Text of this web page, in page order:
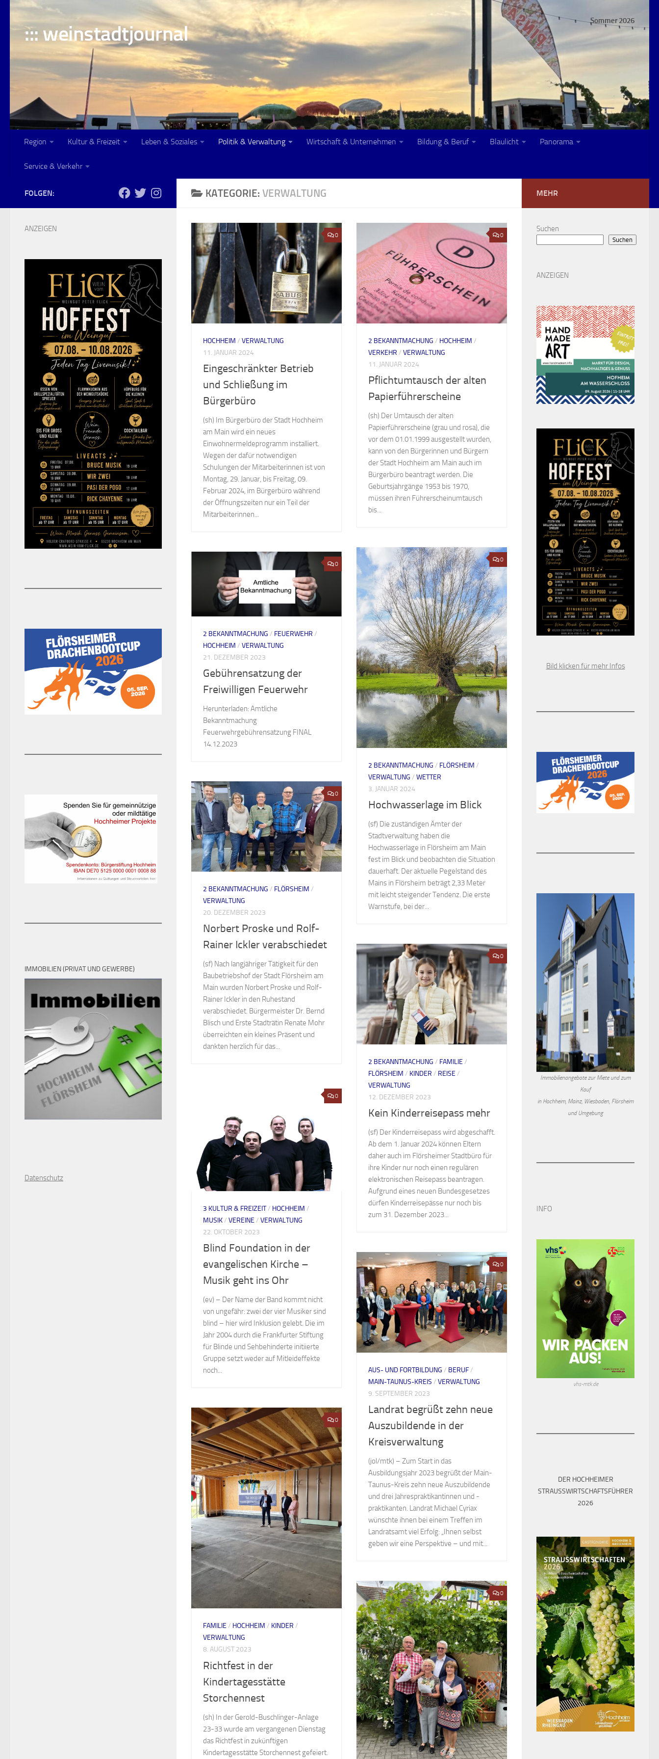
Skip to content
::: weinstadtjournal
Sommer 2026
Region Kultur & Freizeit Leben & Soziales Politik & Verwaltung Wirtschaft & Unternehmen Bildung & Beruf Blaulicht Panorama
Service & Verkehr
KATEGORIE: VERWALTUNG
0
HOCHHEIM / VERWALTUNG
11. JANUAR 2024
Eingeschränkter Betrieb
und Schließung im
Bürgerbüro
(sh) Im Bürgerbüro der Stadt Hochheim
am Main wird ein neues
Einwohnermeldeprogramm installiert.
Wegen der dafür notwendigen
Schulungen der Mitarbeiterinnen ist von
Montag, 29. Januar, bis Freitag, 09.
Februar 2024, im Bürgerbüro während
der Öffnungszeiten nur ein Teil der
Mitarbeiterinnen...
0
2 BEKANNTMACHUNG / HOCHHEIM /
VERKEHR / VERWALTUNG
11. JANUAR 2024
Pflichtumtausch der alten
Papierführerscheine
(sh) Der Umtausch der alten
Papierführerscheine (grau und rosa), die
vor dem 01.01.1999 ausgestellt wurden,
kann von den Bürgerinnen und Bürgern
der Stadt Hochheim am Main auch im
Bürgerbüro beantragt werden. Die
Geburtsjahrgänge 1953 bis 1970,
müssen ihren Führerscheinumtausch
bis...
0
2 BEKANNTMACHUNG / FLÖRSHEIM /
VERWALTUNG / WETTER
3. JANUAR 2024
Hochwasserlage im Blick
(sf) Die zuständigen Ämter der
Stadtverwaltung haben die
Hochwasserlage in Flörsheim am Main
fest im Blick und beobachten die Situation
dauerhaft. Der aktuelle Pegelstand des
Mains in Flörsheim beträgt 2,33 Meter
mit leicht steigender Tendenz. Die erste
Warnstufe, bei der...
0
2 BEKANNTMACHUNG / FEUERWEHR /
HOCHHEIM / VERWALTUNG
21. DEZEMBER 2023
Gebührensatzung der
Freiwilligen Feuerwehr
Herunterladen: Amtliche
Bekanntmachung
Feuerwehrgebührensatzung FINAL
14.12.2023
0
2 BEKANNTMACHUNG / FLÖRSHEIM /
VERWALTUNG
20. DEZEMBER 2023
Norbert Proske und Rolf-
Rainer Ickler verabschiedet
(sf) Nach langjähriger Tätigkeit für den
Baubetriebshof der Stadt Flörsheim am
Main wurden Norbert Proske und Rolf-
Rainer Ickler in den Ruhestand
verabschiedet. Bürgermeister Dr. Bernd
Blisch und Erste Stadträtin Renate Mohr
überreichten ein kleines Präsent und
dankten herzlich für das...
0
2 BEKANNTMACHUNG / FAMILIE /
FLÖRSHEIM / KINDER / REISE /
VERWALTUNG
12. DEZEMBER 2023
Kein Kinderreisepass mehr
(sf) Der Kinderreisepass wird abgeschafft.
Ab dem 1. Januar 2024 können Eltern
daher auch im Flörsheimer Stadtbüro für
ihre Kinder nur noch einen regulären
elektronischen Reisepass beantragen.
Aufgrund eines neuen Bundesgesetzes
dürfen Kinderreisepässe nur noch bis
zum 31. Dezember 2023...
0
3 KULTUR & FREIZEIT/ HOCHHEIM /
MUSIK/ VEREINE / VERWALTUNG
22. OKTOBER 2023
Blind Foundation in der
evangelischen Kirche –
Musik geht ins Ohr
(ev) – Der Name der Band kommt nicht
von ungefähr: zwei der vier Musiker sind
blind – hier wird Inklusion gelebt. Die im
Jahr 2004 durch die Frankfurter Stiftung
für Blinde und Sehbehinderte initiierte
Gruppe setzt weder auf Mitleideffekte
noch...
0
AUS- UND FORTBILDUNG / BERUF/
MAIN-TAUNUS-KREIS / VERWALTUNG
9. SEPTEMBER 2023
Landrat begrüßt zehn neue
Auszubildende in der
Kreisverwaltung
(jol/mtk) – Zum Start in das
Ausbildungsjahr 2023 begrüßt der Main-
Taunus-Kreis zehn neue Auszubildende
und drei Jahrespraktikantinnen und -
praktikanten. Landrat Michael Cyriax
wünschte ihnen bei einem Treffen im
Landratsamt viel Erfolg: „Ihnen selbst
geben wir eine Perspektive – und mit...
0
FAMILIE / HOCHHEIM / KINDER /
VERWALTUNG
8. AUGUST 2023
Richtfest in der
Kindertagesstätte
Storchennest
(sh) In der Gerold-Buschlinger-Anlage
23-33 wurde am vergangenen Dienstag
das Richtfest in zukünftigen
Kindertagesstätte Storchennest gefeiert.
0
FOLGEN:
ANZEIGEN
IMMOBILIEN (PRIVAT UND GEWERBE)
Datenschutz
MEHR
Suchen
Suchen
ANZEIGEN
Bild klicken für mehr Infos
Immobilienangebote zur Miete und zum
Kauf
in Hochheim, Mainz, Wiesbaden, Flörsheim
und Umgebung
INFO
vhs-mtk.de
DER HOCHHEIMER
STRAUSSWIRTSCHAFTSFÜHRER 2
026